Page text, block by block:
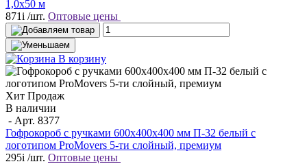
1,0х50 м
871i /шт. Оптовые цены
В корзину
Хит Продаж
В наличии
- Арт. 8377
Гофрокороб с ручками 600х400х400 мм П-32 белый с
логотипом ProMovers 5-ти слойный, премиум
295i /шт. Оптовые цены